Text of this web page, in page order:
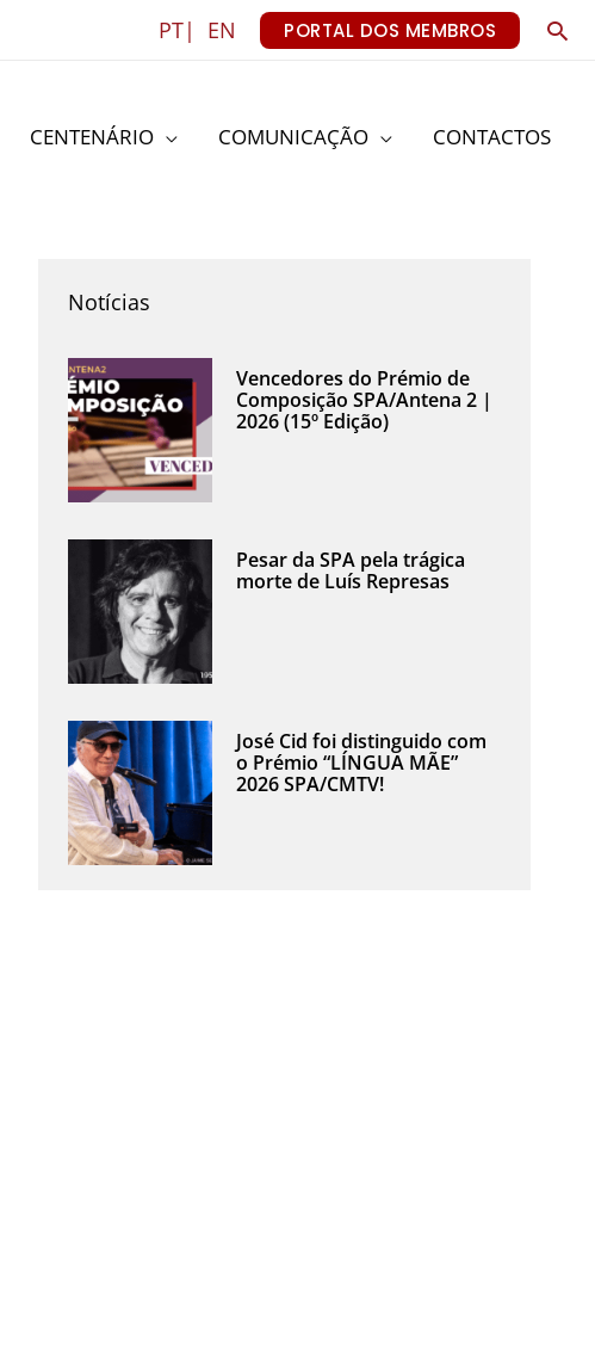
PT| EN PORTAL DOS MEMBROS
CENTENÁRIO COMUNICAÇÃO CONTACTOS
Notícias
Vencedores do Prémio de
Composição SPA/Antena 2 |
2026 (15º Edição)
Pesar da SPA pela trágica
morte de Luís Represas
José Cid foi distinguido com
o Prémio “LÍNGUA MÃE”
2026 SPA/CMTV!